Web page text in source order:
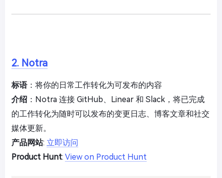
2. Notra
标语：将你的日常工作转化为可发布的内容
介绍 ：Notra 连接 GitHub、Linear 和 Slack，将已完成
的工作转化为随时可以发布的变更日志、博客文章和社交
媒体更新。
产品网站: 立即访问
Product Hunt: View on Product Hunt